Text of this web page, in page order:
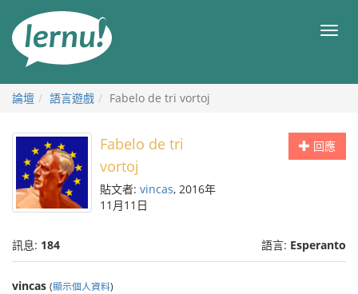
目
論壇 語言遊戲 Fabelo de tri vortoj
回應
Fabelo de tri
vortoj
貼文者: vincas, 2016年
11月11日
訊息: 184 語言: Esperanto
vincas (顯示個人資料)